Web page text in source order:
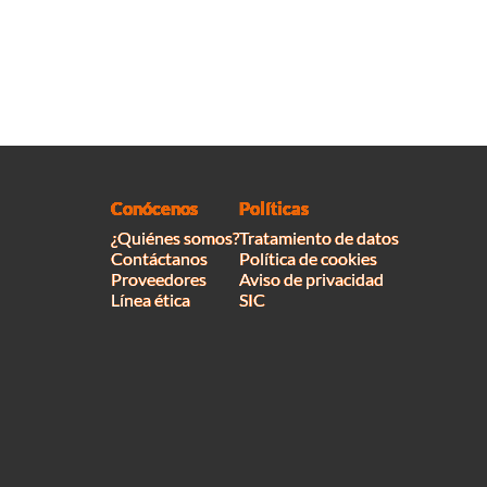
Conócenos
¿Quiénes somos?
Contáctanos
Proveedores
Línea ética
Políticas
Tratamiento de datos
Política de cookies
Aviso de privacidad
SIC